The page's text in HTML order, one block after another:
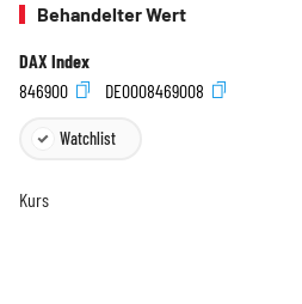
Behandelter Wert
DAX Index
846900
DE0008469008
Watchlist
Kurs